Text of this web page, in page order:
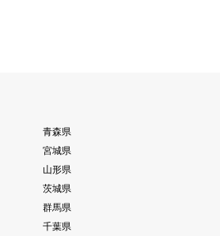
青森県
宮城県
山形県
茨城県
群馬県
千葉県